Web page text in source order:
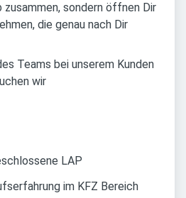
zusammen, sondern öffnen Dir
die genau nach Dir
Teams bei unserem Kunden
wir
LAP
im KFZ Bereich